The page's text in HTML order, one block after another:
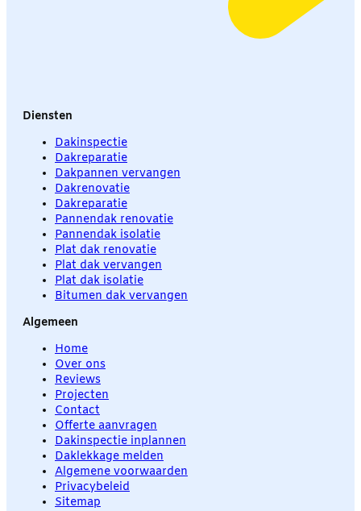
Diensten
Dakinspectie
Dakreparatie
Dakpannen vervangen
Dakrenovatie
Dakreparatie
Pannendak renovatie
Pannendak isolatie
Plat dak renovatie
Plat dak vervangen
Plat dak isolatie
Bitumen dak vervangen
Algemeen
Home
Over ons
Reviews
Projecten
Contact
Offerte aanvragen
Dakinspectie inplannen
Daklekkage melden
Algemene voorwaarden
Privacybeleid
Sitemap